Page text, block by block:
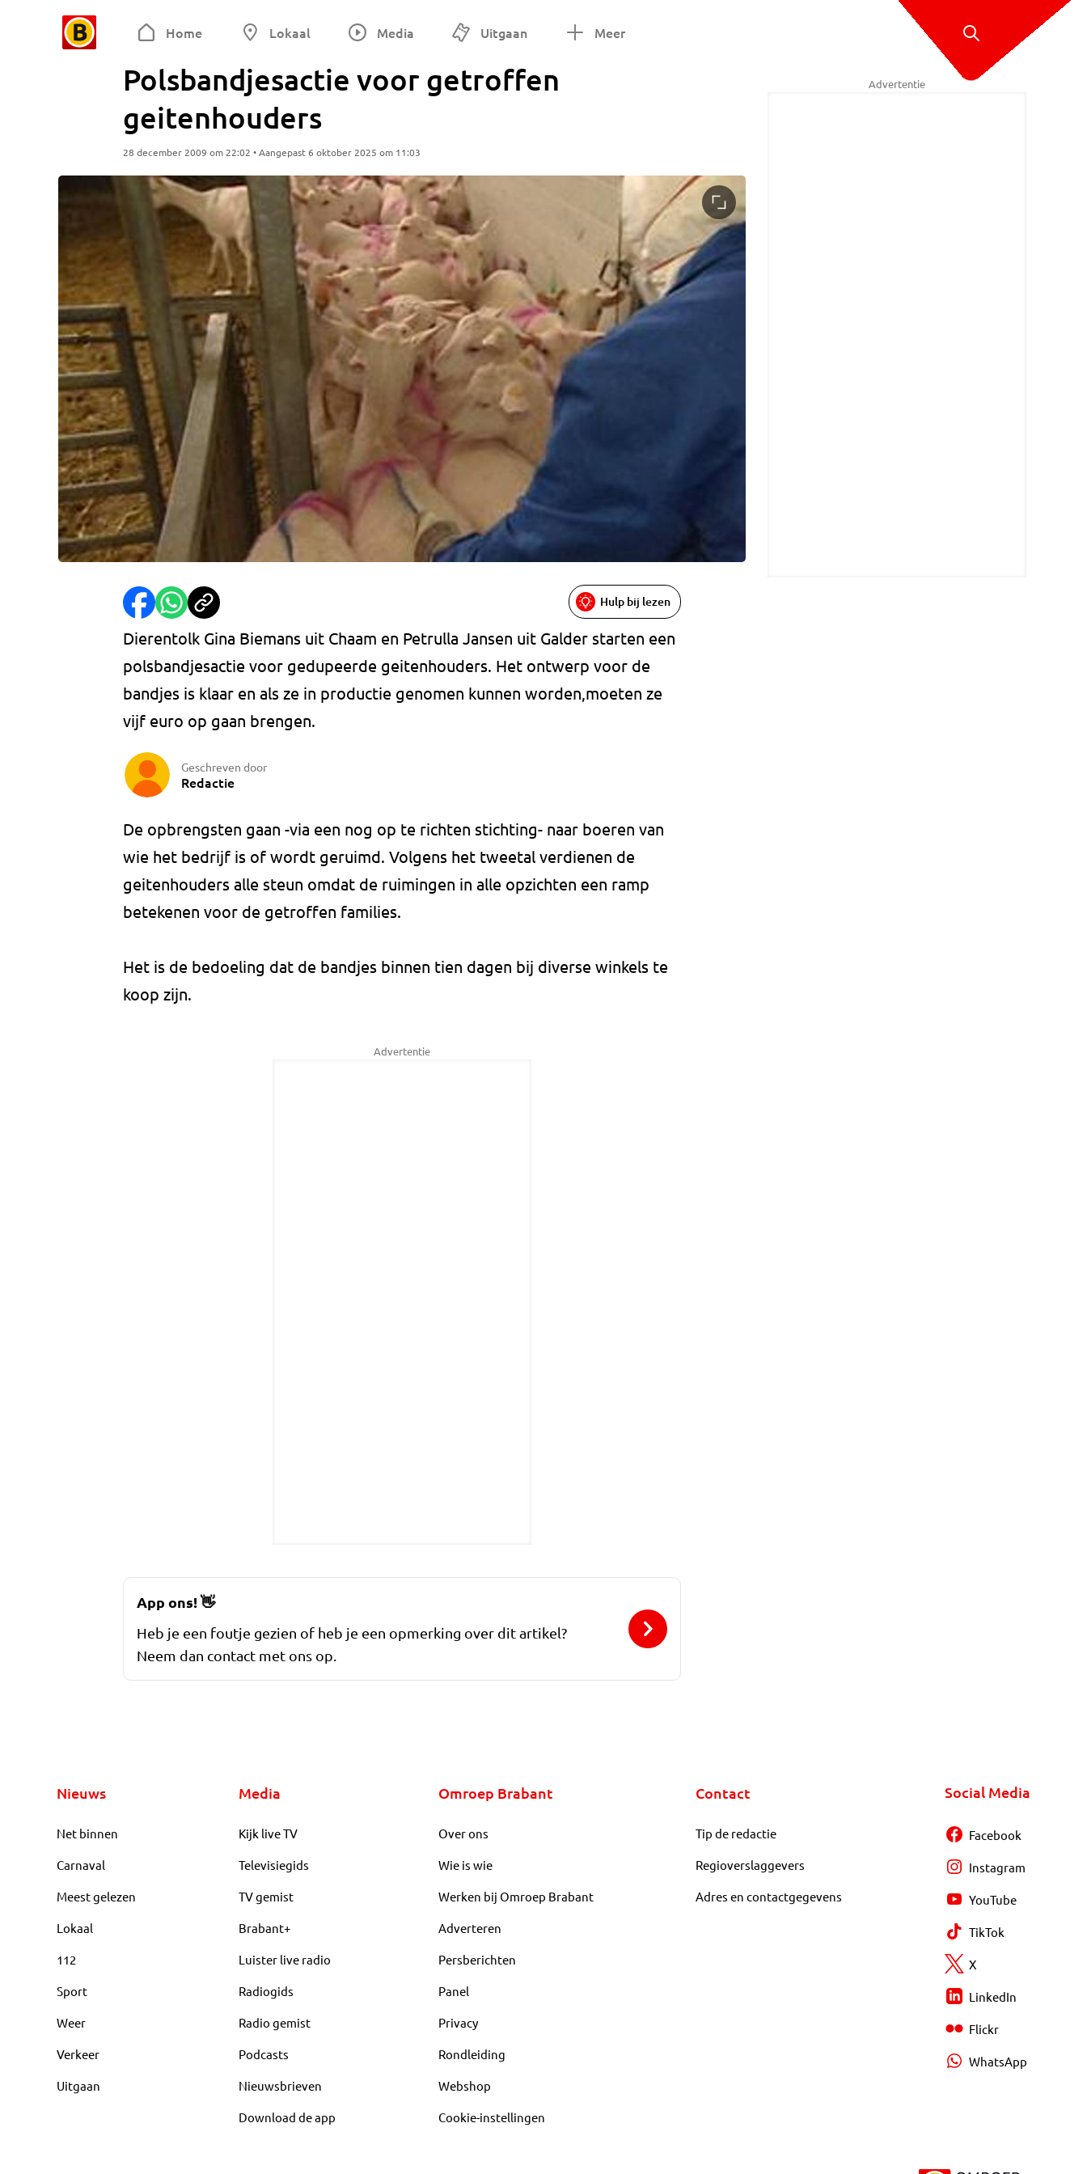
Home Lokaal Media Uitgaan Meer
Polsbandjesactie voor getroffen
geitenhouders
28 december 2009 om 22:02 • Aangepast 6 oktober 2025 om 11:03
Hulp bij lezen
Dierentolk Gina Biemans uit Chaam en Petrulla Jansen uit Galder starten een
polsbandjesactie voor gedupeerde geitenhouders. Het ontwerp voor de
bandjes is klaar en als ze in productie genomen kunnen worden,moeten ze
vijf euro op gaan brengen.
Geschreven door
Redactie
De opbrengsten gaan -via een nog op te richten stichting- naar boeren van
wie het bedrijf is of wordt geruimd. Volgens het tweetal verdienen de
geitenhouders alle steun omdat de ruimingen in alle opzichten een ramp
betekenen voor de getroffen families.
Het is de bedoeling dat de bandjes binnen tien dagen bij diverse winkels te
koop zijn.
Advertentie
Advertentie
App ons!👋
Heb je een foutje gezien of heb je een opmerking over dit artikel?
Neem dan contact met ons op.
Nieuws
Net binnen
Carnaval
Meest gelezen
Lokaal
112
Sport
Weer
Verkeer
Uitgaan
Media
Kijk live TV
Televisiegids
TV gemist
Brabant+
Luister live radio
Radiogids
Radio gemist
Podcasts
Nieuwsbrieven
Download de app
Omroep Brabant
Over ons
Wie is wie
Werken bij Omroep Brabant
Adverteren
Persberichten
Panel
Privacy
Rondleiding
Webshop
Cookie-instellingen
Contact
Tip de redactie
Regioverslaggevers
Adres en contactgegevens
Social Media
Facebook
Instagram
YouTube
TikTok
X
LinkedIn
Flickr
WhatsApp